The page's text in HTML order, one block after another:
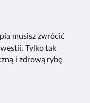
musisz zwrócić
Tylko tak
i zdrową rybę